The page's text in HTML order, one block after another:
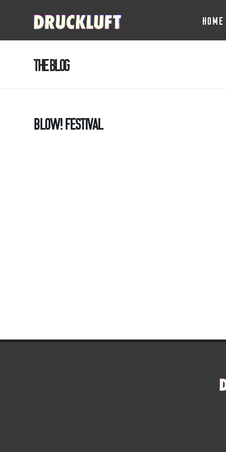
HOME
The Blog
BLOW! Festival